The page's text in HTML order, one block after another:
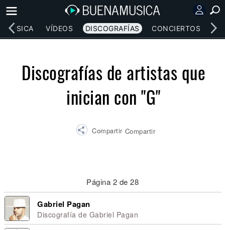
MÚSICA VÍDEOS DISCOGRAFÍAS CONCIERTOS
Discografías de artistas que
inician con "G"
Compartir Compartir
Página 2 de 28
Gabriel Pagan
Discografía de Gabriel Pagan